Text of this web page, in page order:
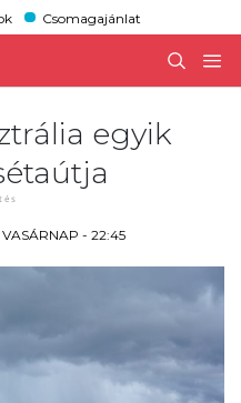
Csomagajánlat
egyik
VASÁRNAP - 22:45